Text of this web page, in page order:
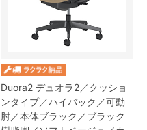
Duora2 デュオラ2／クッショ
ンタイプ／ハイバック／可動
肘／本体ブラック／ブラック